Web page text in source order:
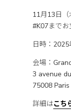
11月13日（
#K07までお
日時：
会場：
3 avenue
75008 Paris
詳細はこち